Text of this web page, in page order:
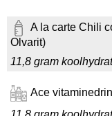
A la carte Chili
Olvarit)
11,8 gram
Ace